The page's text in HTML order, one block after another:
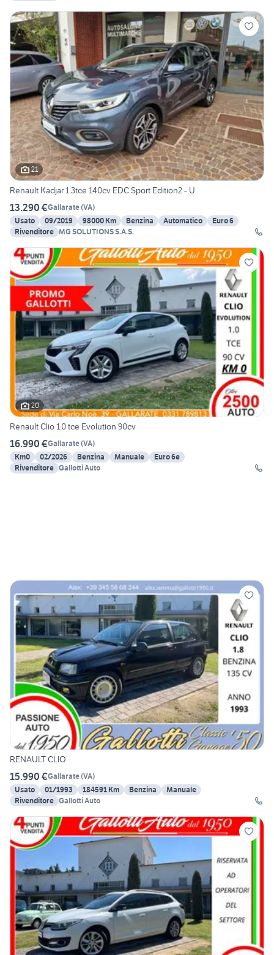
21
Renault Kadjar 1.3tce 140cv EDC Sport Edition2 - U
13.290 €Gallarate(VA)
Usato
09/2019 98000 Km Benzina Automatico
Euro 6
Rivenditore MG SOLUTIONS S.A.S.
20
Renault Clio 1.0 tce Evolution 90cv
16.990 €Gallarate(VA)
Km0
02/2026 Benzina Manuale
Euro 6e
Rivenditore Gallotti Auto
RENAULT CLIO
15.990 €Gallarate(VA)
Usato
01/1993 184591 Km Benzina
Manuale
Rivenditore Gallotti Auto